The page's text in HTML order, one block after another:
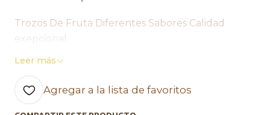
Trozos De Fruta Diferentes Sabores Calidad
exepcional
Sabor natural Más fruta
Leer más
Agregar a la lista de favoritos